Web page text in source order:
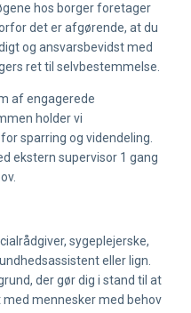
hos borger foretager
det er afgørende, at du
og ansvarsbevidst med
ret til selvbestemmelse.
af engagerede
holder vi
sparring og videndeling.
ekstern supervisor 1 gang
sygeplejerske,
eller lign.
der gør dig i stand til at
mennesker med behov